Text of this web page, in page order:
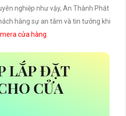
nghiệp như vậy, An Thành Phát
hàng sự an tâm và tin tưởng khi
cửa hàng.
LẮP ĐẶT
CỬA